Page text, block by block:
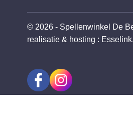
© 2026 - Spellenwinkel De
realisatie & hosting :